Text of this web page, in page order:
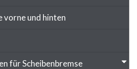
vorne und hinten
für Scheibenbremse